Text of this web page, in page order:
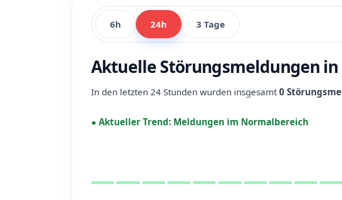
6h 24h 3 Tage
Aktuelle Störungsmeldungen
In den letzten 24 Stunden wurden insgesamt0
● Aktueller Trend: Meldungen im Normalbereich